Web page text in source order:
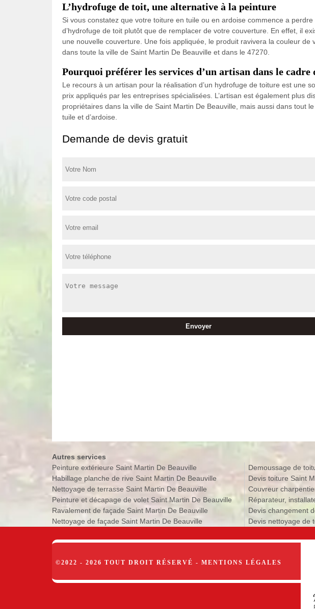
L’hydrofuge de toit, une alternative à la peinture
Si vous constatez que votre toiture en tuile ou en ardoise commence a
d’hydrofuge de toit plutôt que de remplacer de votre couverture. En effet, il
une nouvelle couverture. Une fois appliquée, le produit ravivera la couleur
dans toute la ville de Saint Martin De Beauville et dans le 47270.
Pourquoi préférer les services d’un artisan dans le
Le recours à un artisan pour la réalisation d’un hydrofuge de toiture est une
prix appliqués par les entreprises spécialisées. L’artisan est également plus
propriétaires dans la ville de Saint Martin De Beauville, mais aussi dans tout
tuile et d’ardoise.
Demande de devis gratuit
Autres services
Peinture extérieure Saint Martin De Beauville
Habillage planche de rive Saint Martin De Beauville
Nettoyage de terrasse Saint Martin De Beauville
Peinture et décapage de volet Saint Martin De Beauville
Ravalement de façade Saint Martin De Beauville
Nettoyage de façade Saint Martin De Beauville
Demoussage de
Devis toiture Saint
Couvreur
Réparateur,
Devis changement
Devis nettoyage de
©2022 - 2026 TOUT DROIT RÉSERVÉ - MENTIONS LÉGALES